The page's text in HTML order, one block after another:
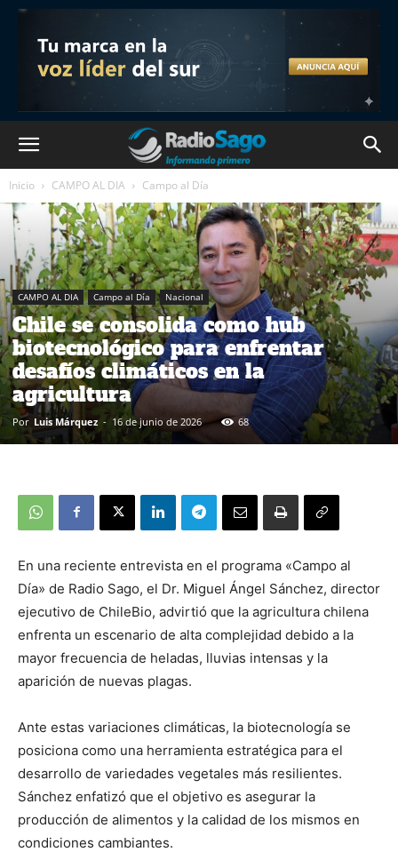
Inicio CAMPO AL DIA Campo al Día
CAMPO AL DIA Campo al Día Nacional
Chile se consolida como hub
biotecnológico para enfrentar
desafíos climáticos en la
agricultura
Por Luis Márquez - 16 de junio de 2026 68
En una reciente entrevista en el programa «Campo al
Día» de Radio Sago, el Dr. Miguel Ángel Sánchez, director
ejecutivo de ChileBio, advirtió que la agricultura chilena
enfrenta un escenario de alta complejidad debido a la
mayor frecuencia de heladas, lluvias intensas y la
aparición de nuevas plagas.
Ante estas variaciones climáticas, la biotecnología se
posiciona como una herramienta estratégica para el
desarrollo de variedades vegetales más resilientes.
Sánchez enfatizó que el objetivo es asegurar la
producción de alimentos y la calidad de los mismos en
condiciones cambiantes.